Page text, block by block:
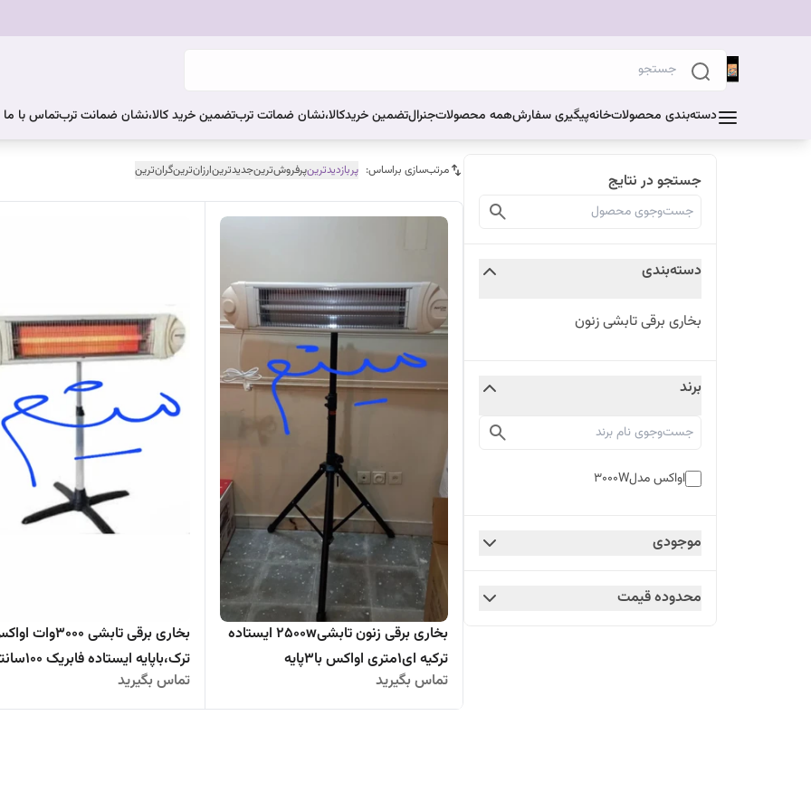
دسته‌بندی محصولاتخانهپیگیری سفارشهمه محصولاتجنرالتضمین خریدکالا،نشان ضماتت تربتضمین خرید کالا،نشان ضمانت تربتماس با ما
جستجو در نتایج
دسته‌بندی
بخاری برقی تابشی زنون
برند
اواکس مدل3000W
موجودی
محدوده قیمت
مرتب‌سازی براساس: پربازدیدترینپرفروش‌ترینجدیدترینارزان‌ترینگران‌ترین
بخاری برقی زنون تابشی2500w ایستاده
ترکیه ای۱متری اواکس با۳پایه
فلزی۲متری
تماس بگیرید
بخاری برقی تابشی
ترک،باپایه ایستاده فابریک ۱۰۰سانتیمتر
تماس بگیرید